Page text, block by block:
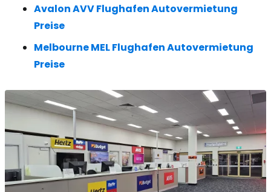
Avalon AVV Flughafen Autovermietung
Preise
Melbourne MEL Flughafen Autovermietung
Preise